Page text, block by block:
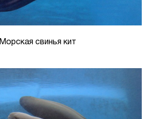
Морская свинья кит